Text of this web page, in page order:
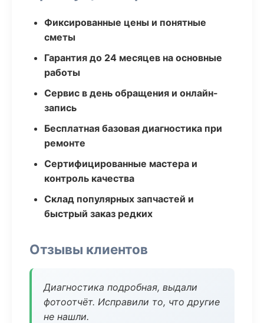
Фиксированные цены и понятные
сметы
Гарантия до 24 месяцев на основные
работы
Сервис в день обращения и онлайн-
запись
Бесплатная базовая диагностика при
ремонте
Сертифицированные мастера и
контроль качества
Склад популярных запчастей и
быстрый заказ редких
Отзывы клиентов
Диагностика подробная, выдали
фотоотчёт. Исправили то, что другие
не нашли.